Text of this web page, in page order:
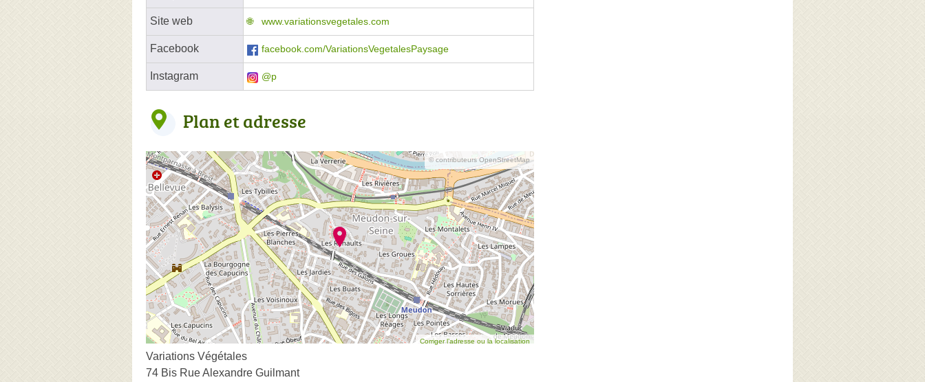
Site web www.variationsvegetales.com
Facebook facebook.com/VariationsVegetalesPaysage
Instagram @p
Plan et adresse
© contributeurs OpenStreetMap
Corriger l’adresse ou la localisation
Variations Végétales
74 Bis Rue Alexandre Guilmant